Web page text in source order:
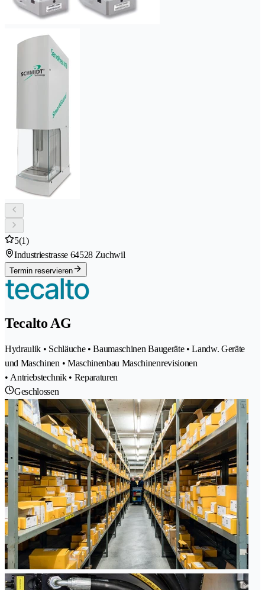
5(1)
Industriestrasse 64528 Zuchwil
Termin reservieren
Tecalto AG
Hydraulik • Schläuche • Baumaschinen Baugeräte • Landw. Geräte
und Maschinen • Maschinenbau Maschinenrevisionen
• Antriebstechnik • Reparaturen
Geschlossen